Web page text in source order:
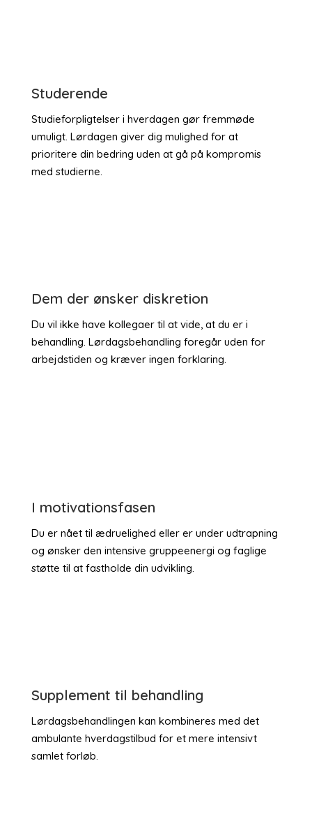
Studerende
Studieforpligtelser i hverdagen gør fremmøde
umuligt. Lørdagen giver dig mulighed for at
prioritere din bedring uden at gå på kompromis
med studierne.
Dem der ønsker diskretion
Du vil ikke have kollegaer til at vide, at du er i
behandling. Lørdagsbehandling foregår uden for
arbejdstiden og kræver ingen forklaring.
I motivationsfasen
Du er nået til ædruelighed eller er under udtrapning
og ønsker den intensive gruppeenergi og faglige
støtte til at fastholde din udvikling.
Supplement til behandling
Lørdagsbehandlingen kan kombineres med det
ambulante hverdagstilbud for et mere intensivt
samlet forløb.